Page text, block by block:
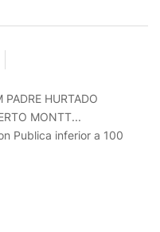
PADRE HURTADO
MONTT...
Publica inferior a 100